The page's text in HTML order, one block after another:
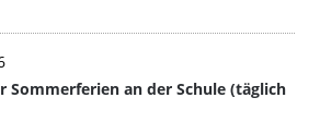
Sommerferien an der Schule (täglich